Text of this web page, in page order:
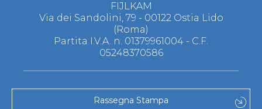
FIJLKAM
Via dei Sandolini, 79 - 00122 Ostia Lido
(Roma)
Partita I.V.A. n. 01379961004 - C.F.
05248370586
Rassegna Stampa